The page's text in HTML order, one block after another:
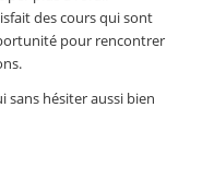
des cours qui sont
pour rencontrer
sans hésiter aussi bien